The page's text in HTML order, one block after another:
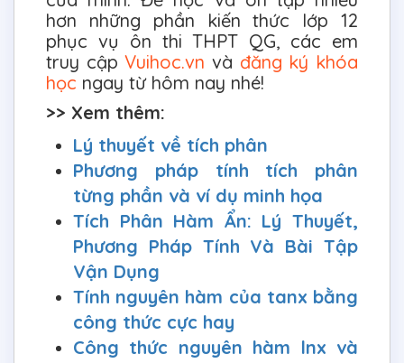
hơn những phần kiến thức lớp 12
phục vụ ôn thi THPT QG, các em
truy cậpVuihoc.vn và đăng ký khóa
học ngay từ hôm nay nhé!
>> Xem thêm:
Lý thuyết về tích phân
Phương pháp tính tích phân
từng phần và ví dụ minh họa
Tích Phân Hàm Ẩn: Lý Thuyết,
Phương Pháp Tính Và Bài Tập
Vận Dụng
Tính nguyên hàm của tanx bằng
công thức cực hay
Công thức nguyên hàm lnx và